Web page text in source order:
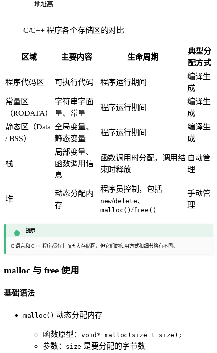
地址高
C/C++ 程序各个存储区的对比
区域 主要内容 生命周期
典型分
配方式
程序代码区 可执行代码 程序运行期间
编译生
成
常量区
（RODATA）
字符串字面
量、常量
程序运行期间
编译生
成
静态区（Data
/ BSS）
全局变量、
静态变量
程序运行期间
编译生
成
栈
局部变量、
函数调用信
息
函数调用时分配，调用结
束时释放
自动管
理
堆
动态分配内
存
程序员控制，包括
new/delete、
malloc() /free()
手动管
理
提示
C 语言和 C++ 程序都有上面五大存储区，但它们的使用方式和细节略有不同。
malloc 与 free 使用
基础语法
malloc() 动态分配内存
函数原型： void* malloc(size_t size);
参数： size 是要分配的字节数